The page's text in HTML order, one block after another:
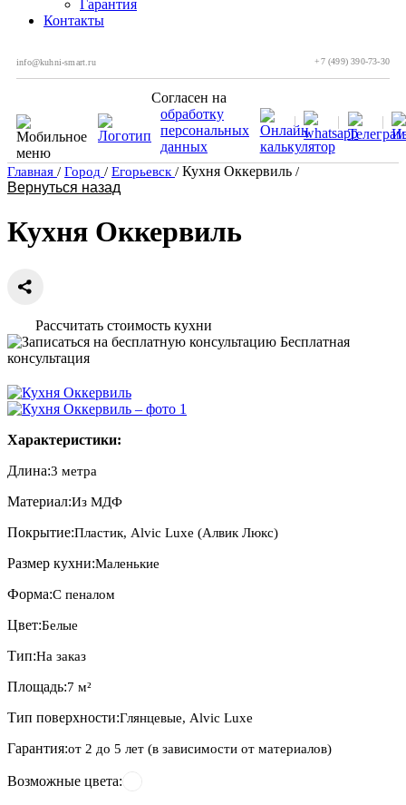
Гарантия
Контакты
info@kuhni-smart.ru +7 (499) 390-73-30
Согласен на
обработку
персональных
данных
Главная / Город / Егорьевск / Кухня Оккервиль /
Вернуться назад
Кухня Оккервиль
Рассчитать стоимость кухни
Бесплатная
консультация
Характеристики:
Длина:3 метра
Материал:Из МДФ
Покрытие:Пластик, Alvic Luxe (Алвик Люкс)
Размер кухни:Маленькие
Форма:С пеналом
Цвет:Белые
Тип:На заказ
Площадь:7 м²
Тип поверхности:Глянцевые, Alvic Luxe
Гарантия:от 2 до 5 лет (в зависимости от материалов)
Возможные цвета: